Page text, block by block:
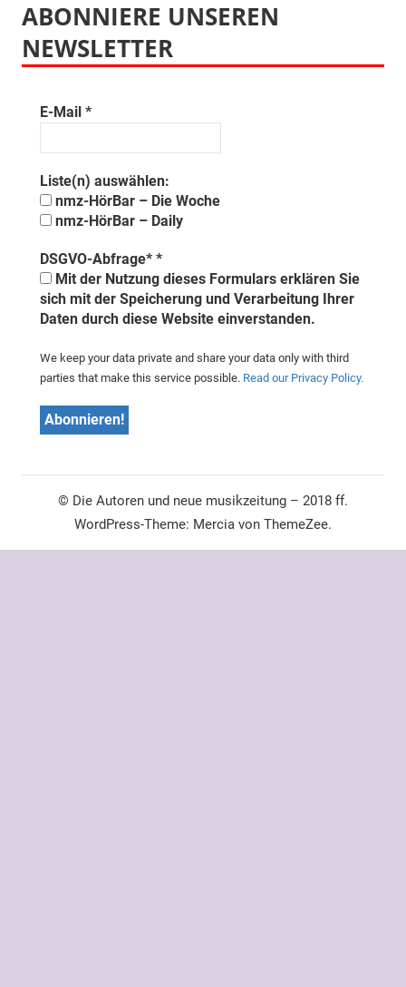
ABONNIERE UNSEREN
NEWSLETTER
E-Mail *
Liste(n) auswählen:
nmz-HörBar – Die Woche
nmz-HörBar – Daily
DSGVO-Abfrage* *
Mit der Nutzung dieses Formulars erklären Sie
sich mit der Speicherung und Verarbeitung Ihrer
Daten durch diese Website einverstanden.
We keep your data private and share your data only with third
parties that make this service possible. Read our Privacy Policy.
© Die Autoren und neue musikzeitung – 2018 ff.
WordPress-Theme: Mercia von ThemeZee.